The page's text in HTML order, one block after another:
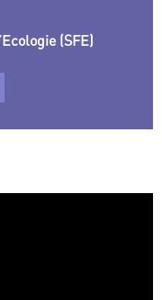
(SFE)